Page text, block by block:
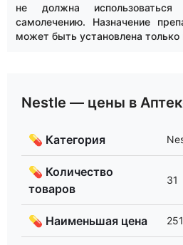
не должна
самолечению. Назначение
может быть установлена только
Nestle — цены в
💊 Категория
💊 Количество
товаров
31
💊 Наименьшая цена